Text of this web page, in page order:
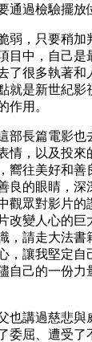
通過檢驗擺放
弱，只要稍加
目中，自己是
了很多執著
就是新世紀影
作用。
部長篇電影
情，以及投
嚮往美好和善
良的眼睛，
觀眾對影片的
改變人心的
，請走大法書
，讓我堅定
自己的一份力
也講過慈悲與
委屈、遭受了